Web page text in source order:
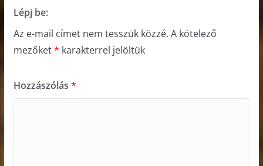
Lépj be:
Az e-mail címet nem tesszük közzé. A kötelező
mezőket* karakterrel jelöltük
Hozzászólás *